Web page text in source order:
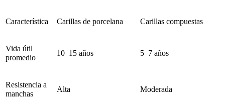
Característica Carillas de porcelana Carillas compuestas
Vida útil
promedio
10–15 años 5–7 años
Resistencia a
manchas
Alta Moderada